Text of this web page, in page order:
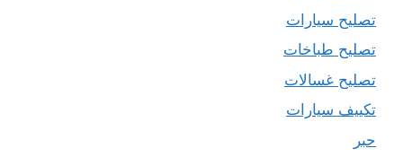
تصليح سيارات
تصليح طباخات
تصليح غسالات
تكييف سيارات
حبر